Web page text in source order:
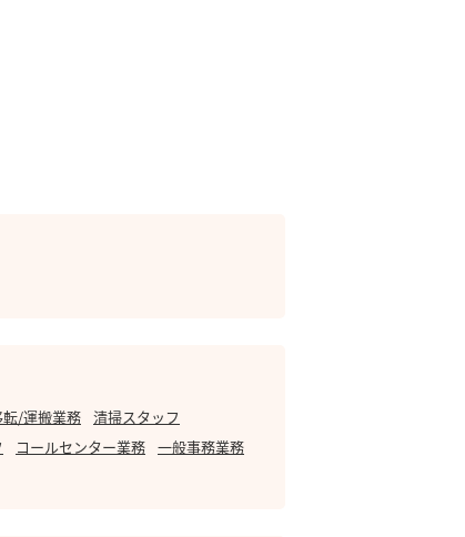
/運搬業務 清掃スタッフ
コールセンター業務 一般事務業務